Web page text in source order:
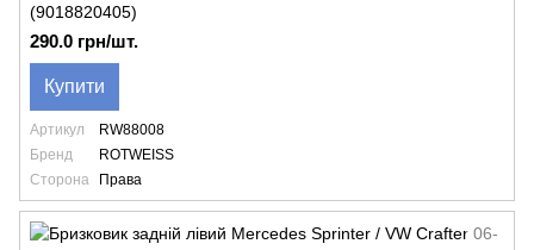
(9018820405)
290.0 грн/шт.
Купити
Артикул
RW88008
Бренд
ROTWEISS
Сторона
Права